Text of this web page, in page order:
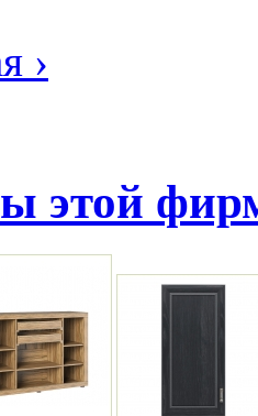
›
этой